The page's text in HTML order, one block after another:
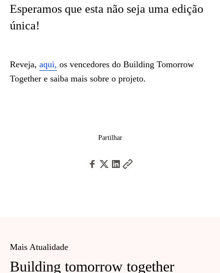
Esperamos que esta não seja uma edição
única!
Reveja, aqui, os vencedores do Building Tomorrow
Together e saiba mais sobre o projeto.
Partilhar
Mais Atualidade
Building tomorrow together